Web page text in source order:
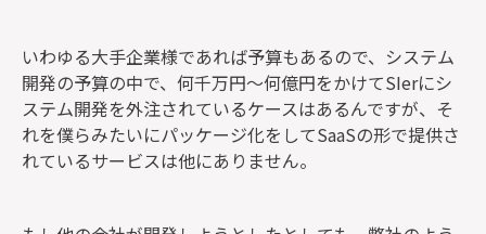
いわゆる大手企業様であれば予算もあるので、システム
開発の予算の中で、何千万円〜何億円をかけてSIerにシ
ステム開発を外注されているケースはあるんですが、そ
れを僕らみたいにパッケージ化をしてSaaSの形で提供さ
れているサービスは他にありません。